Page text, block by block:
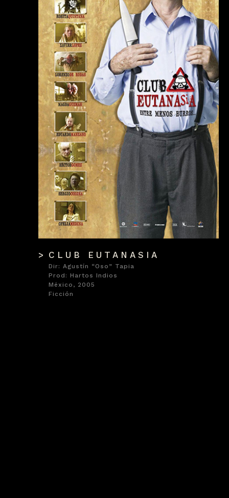
CLUB EUTANASIA
Dir: Agustín “Oso” Tapia
Prod: Hartos Indios
México, 2005
Ficción